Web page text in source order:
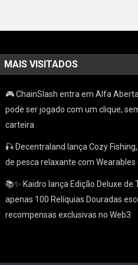
MAIS VISITADOS
🎮 ChainSlash entra em Alfa
pode ser jogado com um clique,
carteira
🎣 Decentraland lança Cozy
de pesca relaxante com Wearables
📚✨ Kaidro lança Edição Deluxe de
apenas 100 Relíquias Douradas
recompensas exclusivas no Web3